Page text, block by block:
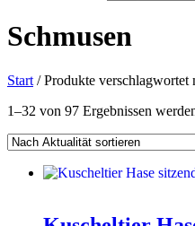
Schmusen
Start / Produkte verschlagwortet
1–32 von 97 Ergebnissen